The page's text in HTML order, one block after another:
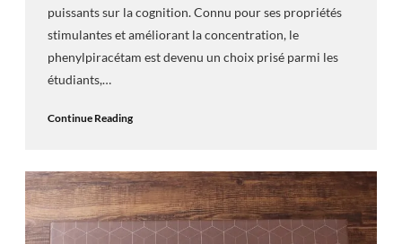
puissants sur la cognition. Connu pour ses propriétés
stimulantes et améliorant la concentration, le
phenylpiracétam est devenu un choix prisé parmi les
étudiants,…
Continue Reading